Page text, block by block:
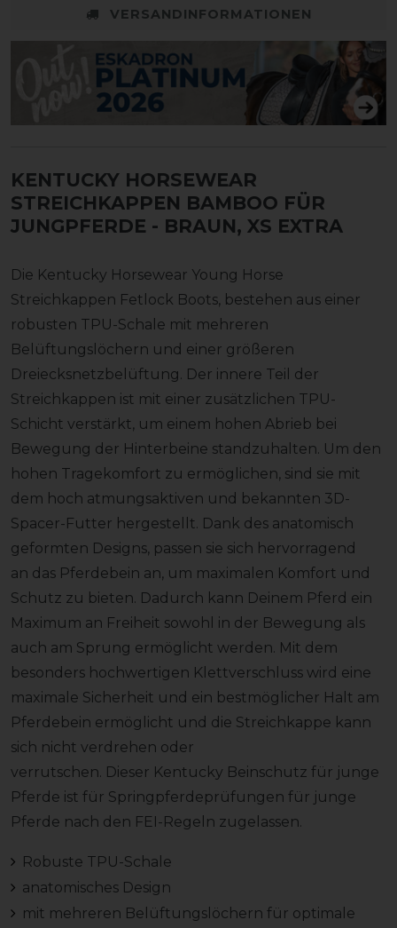
VERSANDINFORMATIONEN
KENTUCKY HORSEWEAR
STREICHKAPPEN BAMBOO FÜR
JUNGPFERDE - BRAUN, XS EXTRA
Die Kentucky Horsewear Young Horse
Streichkappen Fetlock Boots, bestehen aus einer
robusten TPU-Schale mit mehreren
Belüftungslöchern und einer größeren
Dreiecksnetzbelüftung. Der innere Teil der
Streichkappen ist mit einer zusätzlichen TPU-
Schicht verstärkt, um einem hohen Abrieb bei
Bewegung der Hinterbeine standzuhalten. Um den
hohen Tragekomfort zu ermöglichen, sind sie mit
dem hoch atmungsaktiven und bekannten 3D-
Spacer-Futter hergestellt. Dank des anatomisch
geformten Designs, passen sie sich hervorragend
an das Pferdebein an, um maximalen Komfort und
Schutz zu bieten. Dadurch kann Deinem Pferd ein
Maximum an Freiheit sowohl in der Bewegung als
auch am Sprung ermöglicht werden. Mit dem
besonders hochwertigen Klettverschluss wird eine
maximale Sicherheit und ein bestmöglicher Halt am
Pferdebein ermöglicht und die Streichkappe kann
sich nicht verdrehen oder
verrutschen. Dieser Kentucky Beinschutz für junge
Pferde ist für Springpferdeprüfungen für junge
Pferde nach den FEI-Regeln zugelassen.
Robuste TPU-Schale
anatomisches Design
mit mehreren Belüftungslöchern für optimale